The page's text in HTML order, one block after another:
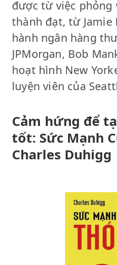
được từ việc phỏng
thành đạt, từ Jamie
hành ngân hàng
JPMorgan, Bob
hoạt hình New
luyện viên của
Cảm hứng để
tốt: Sức Mạnh
Charles Duhigg